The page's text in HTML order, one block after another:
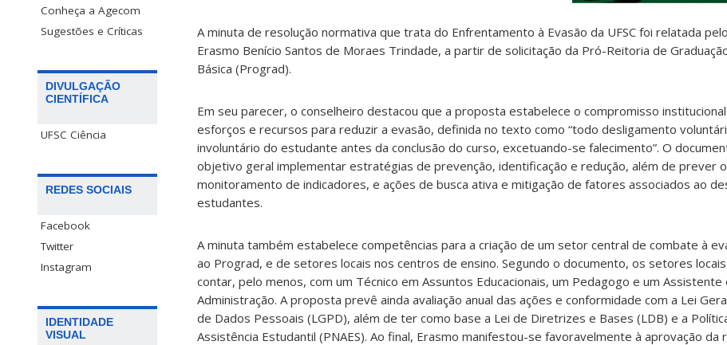
Conheça a Agecom
Sugestões e Críticas
DIVULGAÇÃO
CIENTÍFICA
UFSC Ciência
REDES SOCIAIS
Facebook
Twitter
Instagram
IDENTIDADE
VISUAL
A minuta de resolução normativa que trata do Enfrentamento à Evasão da UFSC foi relatada
Erasmo Benício Santos de Moraes Trindade, a partir de solicitação da Pró-Reitoria de
Básica (Prograd).
Em seu parecer, o conselheiro destacou que a proposta estabelece o compromisso
esforços e recursos para reduzir a evasão, definida no texto como “todo desligamento
involuntário do estudante antes da conclusão do curso, excetuando-se falecimento”. O
objetivo geral implementar estratégias de prevenção, identificação e redução, além de prever o
monitoramento de indicadores, e ações de busca ativa e mitigação de fatores associados ao
estudantes.
A minuta também estabelece competências para a criação de um setor central de combate à
ao Prograd, e de setores locais nos centros de ensino. Segundo o documento, os setores
contar, pelo menos, com um Técnico em Assuntos Educacionais, um Pedagogo e um Assistente
Administração. A proposta prevê ainda avaliação anual das ações e conformidade com a Lei
de Dados Pessoais (LGPD), além de ter como base a Lei de Diretrizes e Bases (LDB) e a
Assistência Estudantil (PNAES). Ao final, Erasmo manifestou-se favoravelmente à aprovação da